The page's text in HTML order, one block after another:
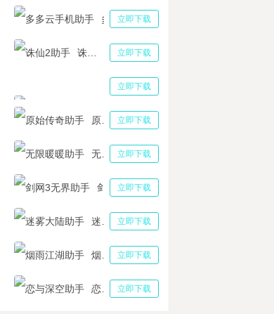
快速升战力？2023咸鱼之王提升战力攻略
挂机 云手机平台可以帮助账号快速升级
多开助手打BOSS B站音乐舞蹈手游梦想养成计划
剧场双开多开工具 四叶草剧场游戏背景设定
立即下载
多多云手机助手
立即下载
立即下载
三国志战略版助手
立即下载
立即下载
立即下载
立即下载
立即下载
立即下载